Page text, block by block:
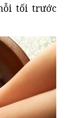
tối trước